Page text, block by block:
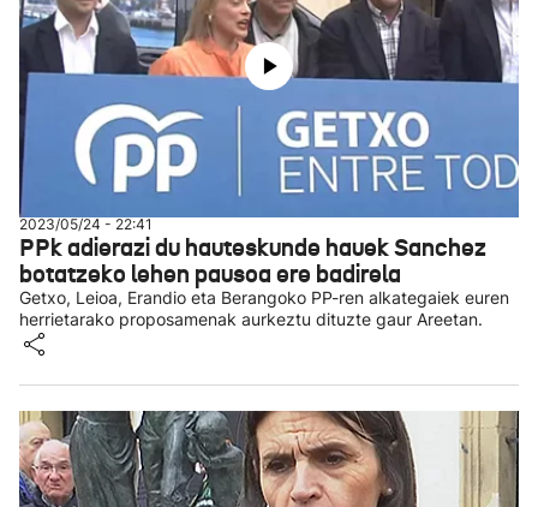
2023/05/24 - 22:41
PPk adierazi du hauteskunde hauek Sanchez
botatzeko lehen pausoa ere badirela
Getxo, Leioa, Erandio eta Berangoko PP-ren alkategaiek euren
herrietarako proposamenak aurkeztu dituzte gaur Areetan.